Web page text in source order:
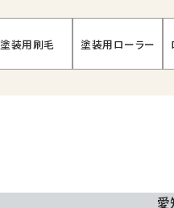
塗装用刷毛 塗装用ローラー
愛